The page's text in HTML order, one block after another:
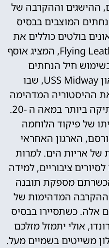
ההישגים וההקרבה של
המוצבים בבסיס
בולטים כוללים את
מוזיאון התעופה Flying Leatherneck, המציג אוסף
חיל הנחתים
האמריקאי, ואת מוזיאון USS Midway, שבו
ההיסטוריה המדהימה
של נושאת המטוסים הוותיקה ביותר במאה ה -20.
של פיקוד הלוחמה
הארגון האחראי
של אריות הים. למרות
ציבוריים, למידה
מספקת תובנה
המדהימות של
אלה. כשתסיירו בבסיס
אולי יתמזל מזלכם
משייטים בשמיים מעל.